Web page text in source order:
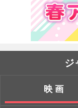
ジ
映画